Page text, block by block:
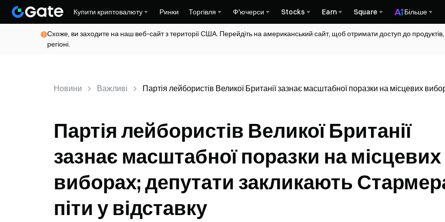
Купити криптовалюту Ринки Торгівля Ф'ючерси Stocks Earn Square Більше
Схоже, ви заходите на наш веб-сайт з території США. Перейдіть на американський сайт, щоб отримати доступ до
регіоні.
Новини Важливі Партія лейбористів Великої Британії зазнає масштабної поразки на місцевих
Партія лейбористів Великої Британії
зазнає масштабної поразки на місцевих
виборах; депутати закликають
піти у відставку